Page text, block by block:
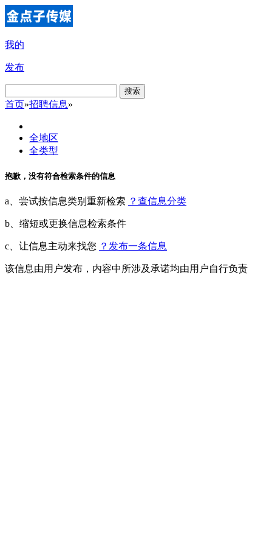
我的
发布
搜索
首页»招聘信息»
全地区
全类型
抱歉，没有符合检索条件的信息
a、尝试按信息类别重新检索 ？查信息分类
b、缩短或更换信息检索条件
c、让信息主动来找您 ？发布一条信息
该信息由用户发布，内容中所涉及承诺均由用户自行负责